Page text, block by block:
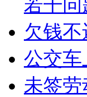
若干
欠钱
公交
未签